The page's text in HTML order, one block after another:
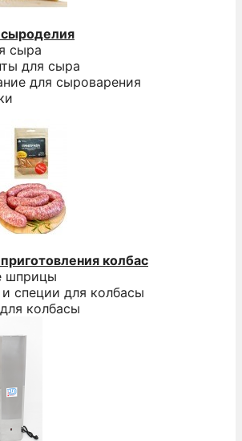
сыра
для сыра
для сыроварения
колбас
шприцы
специи для колбасы
колбасы